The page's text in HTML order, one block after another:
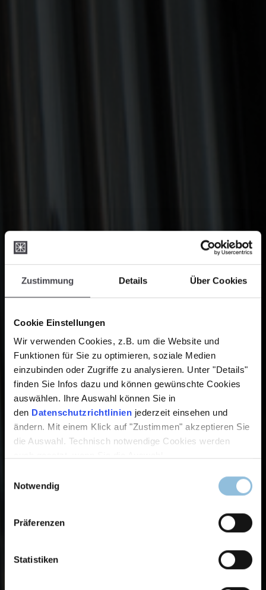
Zustimmung Details Über Cookies
Cookie Einstellungen
Wir verwenden Cookies, z.B. um die Website und
Funktionen für Sie zu optimieren, soziale Medien
einzubinden oder Zugriffe zu analysieren. Unter "Details"
finden Sie Infos dazu und können gewünschte Cookies
auswählen. Ihre Auswahl können Sie in
den Datenschutzrichtlinien jederzeit einsehen und
ändern. Mit einem Klick auf "Zustimmen" akzeptieren Sie
die Auswahl. Technisch notwendige Cookies werden
Notwendig
Präferenzen
Statistiken